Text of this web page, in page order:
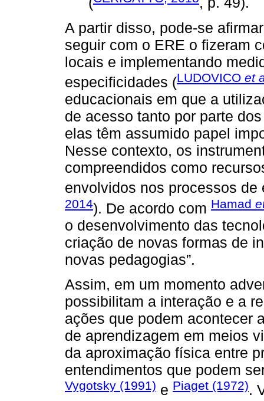
A partir disso, pode-se
seguir com o ERE o fizeram
locais e implementando
especificidades (LUDOVICO et
educacionais em que a
de acesso tanto por parte
elas têm assumido papel
Nesse contexto, os
compreendidos como
envolvidos nos processos de
2014). De acordo com Hamad
o desenvolvimento das
criação de novas formas de
novas pedagogias”.
Assim, em um momento
possibilitam a interação e a
ações que podem acontecer
de aprendizagem em meios
da aproximação física entre
entendimentos que podem
Vygotsky (1991) e Piaget (1972).